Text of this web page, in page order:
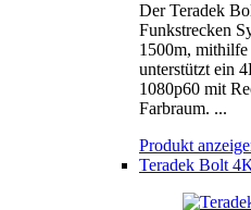
Der Teradek
Funkstrecken
1500m,
unterstützt ein
1080p60 mit
Farbraum. ...
Produkt
Teradek Bolt